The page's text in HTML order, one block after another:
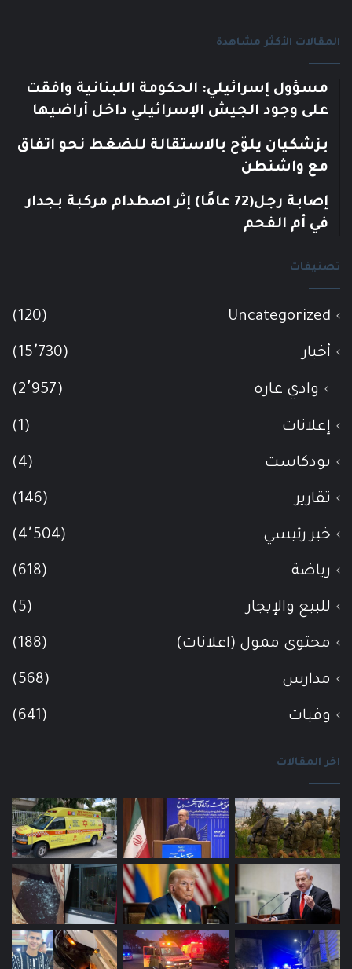
المقالات الأكثر مشاهدة
مسؤول إسرائيلي: الحكومة اللبنانية وافقت
على وجود الجيش الإسرائيلي داخل أراضيها
بزشكيان يلوّح بالاستقالة للضغط نحو اتفاق
مع واشنطن
إصابة رجل(72 عامًا) إثر اصطدام مركبة بجدار
في أم الفحم
تصنيفات
Uncategorized
(120)
أخبار (15٬730)
وادي عاره (2٬957)
إعلانات (1)
بودكاست (4)
تقارير (146)
خبر رئيسي (4٬504)
رياضة (618)
للبيع والإيجار (5)
محتوى ممول (اعلانات) (188)
مدارس (568)
وفيات (641)
اخر المقالات